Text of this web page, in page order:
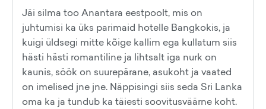
Jäi silma too Anantara eestpoolt, mis on
juhtumisi ka üks parimaid hotelle Bangkokis, ja
kuigi üldsegi mitte kõige kallim ega kullatum siis
hästi hästi romantiline ja lihtsalt iga nurk on
kaunis, söök on suurepärane, asukoht ja vaated
on imelised jne jne. Näppisingi siis seda Sri Lanka
oma ka ja tundub ka täiesti soovitusväärne koht.